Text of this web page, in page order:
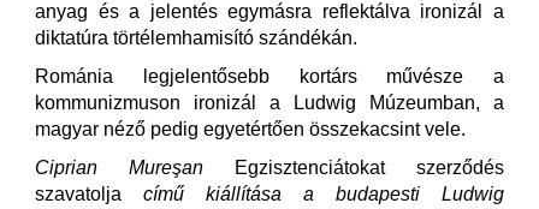
anyag és a jelentés egymásra reflektálva ironizál a
diktatúra törtélemhamisító szándékán.
Románia legjelentősebb kortárs művésze a
kommunizmuson ironizál a Ludwig Múzeumban, a
magyar néző pedig egyetértően összekacsint vele.
Ciprian Mureşan
Egzisztenciátokat szerződés
szavatolja című kiállítása a budapesti Ludwig